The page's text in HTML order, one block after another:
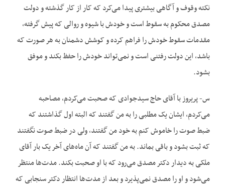
نکته وقوف و آگاهی بیشتری پیدا می‌کرد که کار از کار گذشته و دولت
مصدق محکوم به سقوط است و خودش با شیوه و روالی که پیش گرفته،
مقدمات سقوط خودش را فراهم کرده و کوشش دشمنان به هر صورت که
باشد، این دولت رفتنی است و نمی‌‌تواند خودش را حفظ بکند و موفق
بشود.
س- پریروز با آقای حاج سیدجوادی که صحبت می‌کردم، مصاحبه
می‌کردم، ایشان یک مطلبی را به من گفتند که البته اول گذاشتند که
ضبط صوت را خاموش کنم به خود من گفتند، ولی در ضبط صوت نگفتند
که ثبت بشود و باقی بماند. به من گفتند که آن ماه‌های آخر یک بار آقای
ملکی به دیدار دکتر مصدق می‌رود که با او صحبت بکند. مدت‌ها منتظر
می‌شود و او را مصدق نمی‌‌پذیرد و بعد از مدت‌ها انتظار دکتر سنجابی که